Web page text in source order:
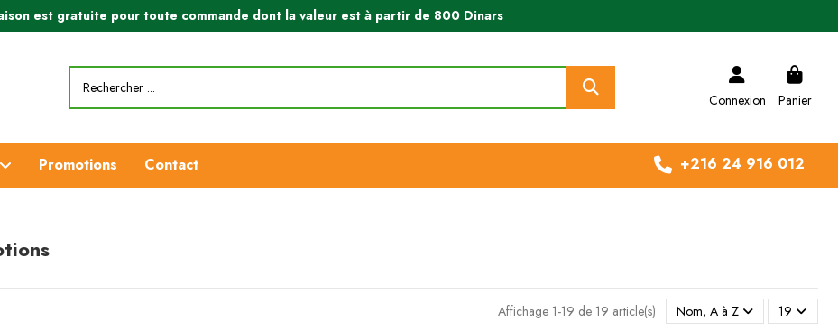
est gratuite pour toute commande dont la valeur est à partir de 800 Dinars
Connexion Panier
Promotions Contact +216 24 916 012
Affichage 1-19 de 19 article(s) Nom, A à Z 19